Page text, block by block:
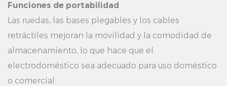
Funciones de portabilidad
Las ruedas, las bases plegables y los cables
retráctiles mejoran la movilidad y la comodidad de
almacenamiento, lo que hace que el
electrodoméstico sea adecuado para uso doméstico
o comercial.